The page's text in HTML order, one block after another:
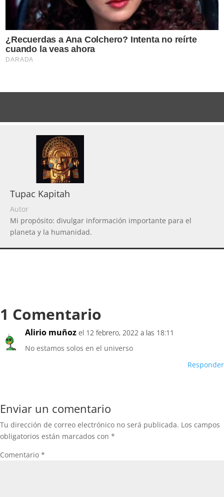
Tupac Kapitah
Autor
Mi propósito: divulgar información importante para el
planeta y la humanidad.
1 Comentario
Alirio muñoz el 12 febrero, 2022 a las 18:11
No estamos solos en el universo
Responder
Enviar un comentario
Tu dirección de correo electrónico no será publicada. Los campos
obligatorios están marcados con *
Comentario *